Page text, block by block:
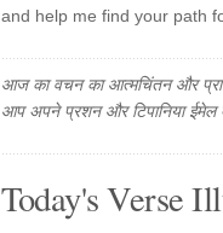
and help me find your path
आज का वचन का आत्मचिंतन और
आप अपने प्रशन और टिपानिया ईमेल
Today's Verse